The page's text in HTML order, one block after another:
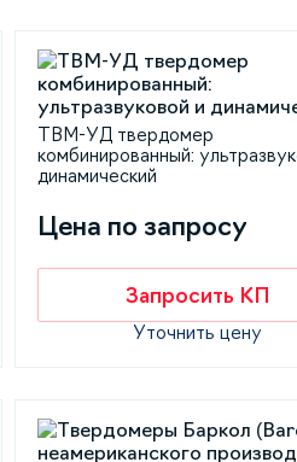
ТВМ-УД твердомер
комбинированный:
динамический
Цена по запросу
Запросить КП
Уточнить цену